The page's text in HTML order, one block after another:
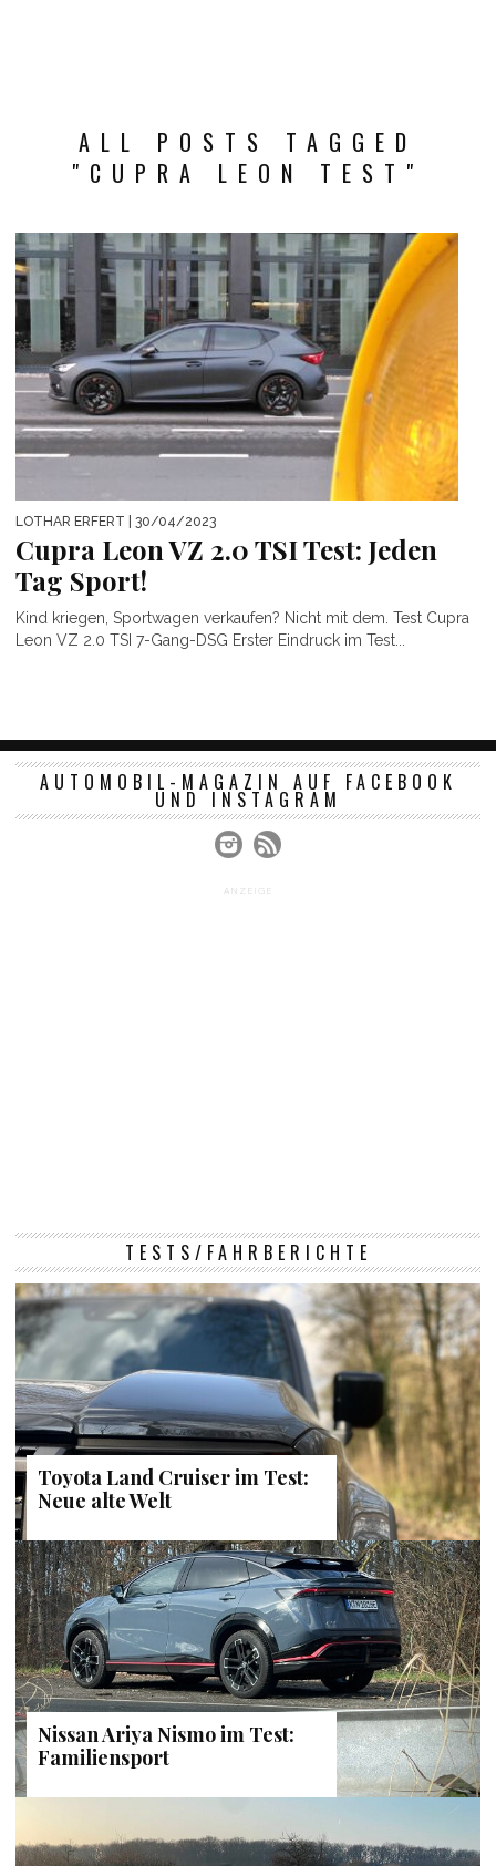
ALL POSTS TAGGED
"CUPRA LEON TEST"
LOTHAR ERFERT | 30/04/2023
Cupra Leon VZ 2.0 TSI Test: Jeden
Tag Sport!
Kind kriegen, Sportwagen verkaufen? Nicht mit dem. Test Cupra
Leon VZ 2.0 TSI 7-Gang-DSG Erster Eindruck im Test...
AUTOMOBIL-MAGAZIN AUF FACEBOOK
UND INSTAGRAM
ANZEIGE
TESTS/FAHRBERICHTE
Toyota Land Cruiser im Test:
Neue alte Welt
Nissan Ariya Nismo im Test:
Familiensport